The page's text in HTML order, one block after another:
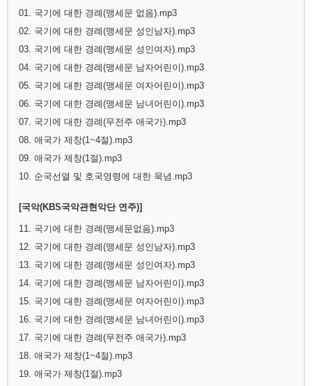
01. 국기에 대한 경례(맹세문 없음).mp3
02. 국기에 대한 경례(맹세문 성인남자).mp3
03. 국기에 대한 경례(맹세문 성인여자).mp3
04. 국기에 대한 경례(맹세문 남자어린이).mp3
05. 국기에 대한 경례(맹세문 여자어린이).mp3
06. 국기에 대한 경례(맹세문 남녀어린이).mp3
07. 국기에 대한 경례(무전주 애국가).mp3
08. 애국가 제창(1~4절).mp3
09. 애국가 제창(1절).mp3
10. 순국선열 및 호국영령에 대한 묵념.mp3
[국악(KBS국악관현악단 연주)]
11. 국기에 대한 경례(맹세문없음).mp3
12. 국기에 대한 경례(맹세문 성인남자).mp3
13. 국기에 대한 경례(맹세문 성인여자).mp3
14. 국기에 대한 경례(맹세문 남자어린이).mp3
15. 국기에 대한 경례(맹세문 여자어린이).mp3
16. 국기에 대한 경례(맹세문 남녀어린이).mp3
17. 국기에 대한 경례(무전주 애국가).mp3
18. 애국가 제창(1~4절).mp3
19. 애국가 제창(1절).mp3